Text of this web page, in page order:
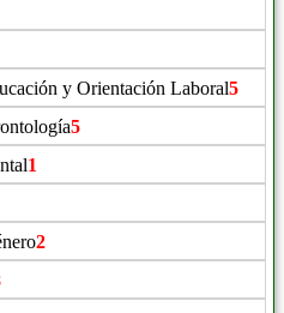
y Orientación Laboral5
5
1
2